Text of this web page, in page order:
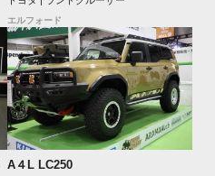
エルフォード
A４L LC250